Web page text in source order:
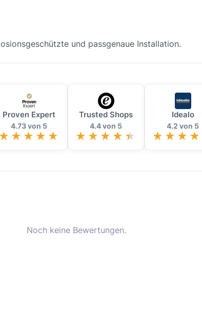
und passgenaue Installation.
Proven Expert
4.73 von 5
Trusted Shops
4.4 von 5
Idealo
4.2 von 5
Noch keine Bewertungen.